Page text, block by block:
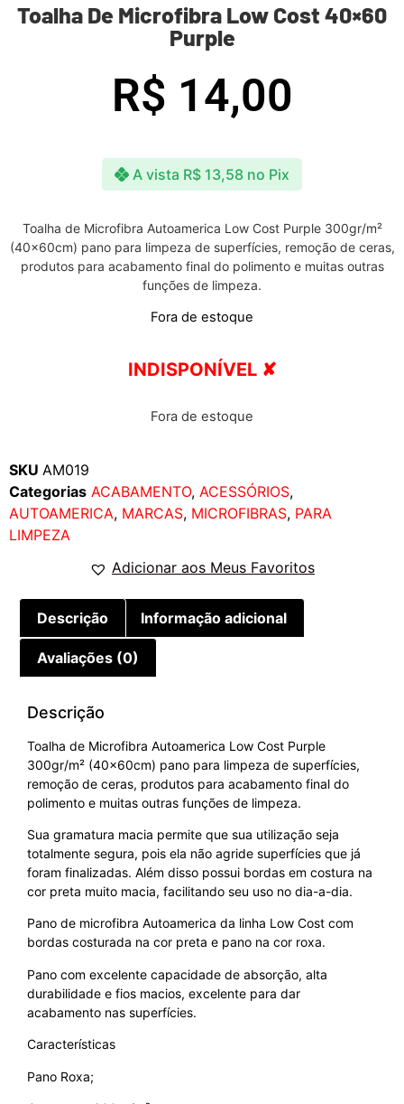
Toalha De Microfibra Low Cost 40×60
Purple
R$ 14,00
A vista R$ 13,58 no Pix
Toalha de Microfibra Autoamerica Low Cost Purple 300gr/m²
(40x60cm) pano para limpeza de superfícies, remoção de ceras,
produtos para acabamento final do polimento e muitas outras
funções de limpeza.
Fora de estoque
INDISPONÍVEL ✘
Fora de estoque
SKU AM019
Categorias ACABAMENTO, ACESSÓRIOS,
AUTOAMERICA, MARCAS, MICROFIBRAS, PARA
LIMPEZA
Adicionar aos Meus Favoritos
Descrição Informação adicional
Avaliações (0)
Descrição
Toalha de Microfibra Autoamerica Low Cost Purple
300gr/m² (40x60cm) pano para limpeza de superfícies,
remoção de ceras, produtos para acabamento final do
polimento e muitas outras funções de limpeza.
Sua gramatura macia permite que sua utilização seja
totalmente segura, pois ela não agride superfícies que já
foram finalizadas. Além disso possui bordas em costura na
cor preta muito macia, facilitando seu uso no dia-a-dia.
Pano de microfibra Autoamerica da linha Low Cost com
bordas costurada na cor preta e pano na cor roxa.
Pano com excelente capacidade de absorção, alta
durabilidade e fios macios, excelente para dar
acabamento nas superfícies.
Características
Pano Roxa;